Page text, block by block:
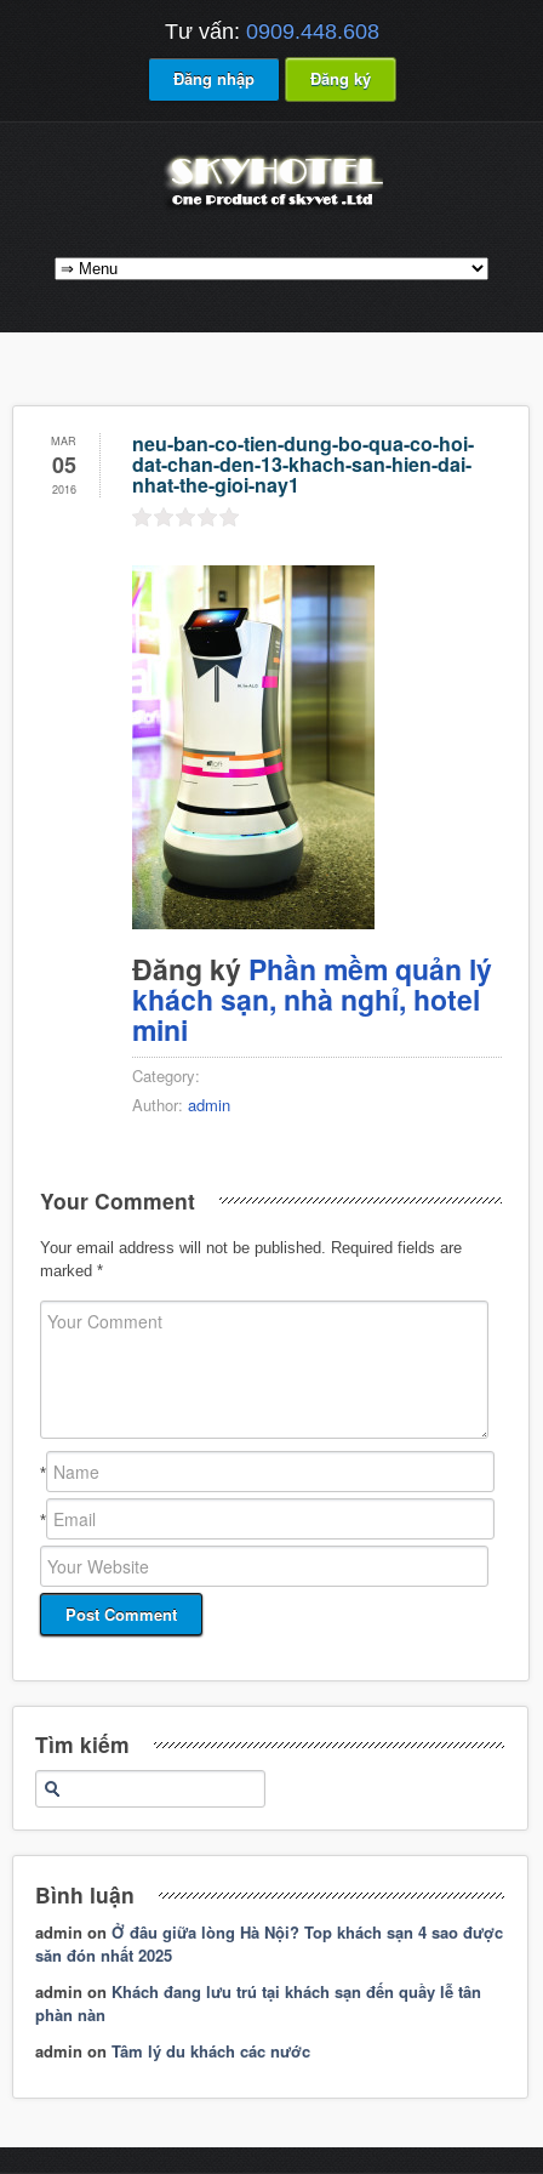
Tư vấn: 0909.448.608
Đăng nhập Đăng ký
MAR
05
2016
neu-ban-co-tien-dung-bo-qua-co-hoi-
dat-chan-den-13-khach-san-hien-dai-
nhat-the-gioi-nay1
Đăng ký Phần mềm quản lý
khách sạn, nhà nghỉ, hotel
mini
Category:
Author: admin
Your Comment
Your email address will not be published.
Required fields are
marked *
*
*
Tìm kiếm
Bình luận
admin onỞ đâu giữa lòng Hà Nội? Top khách sạn 4 sao được
săn đón nhất 2025
admin on Khách đang lưu trú tại khách sạn đến quầy lễ tân
phàn nàn
admin onTâm lý du khách các nước